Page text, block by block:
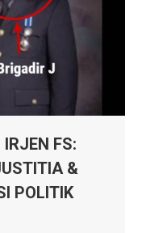
FS:
&
POLITIK